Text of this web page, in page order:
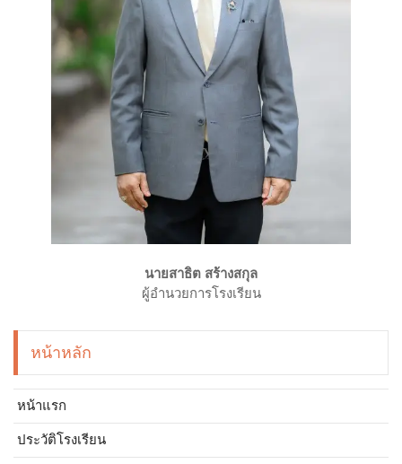
นายสาธิต สร้างสกุล
ผู้อำนวยการโรงเรียน
หน้าหลัก
หน้าแรก
ประวัติโรงเรียน